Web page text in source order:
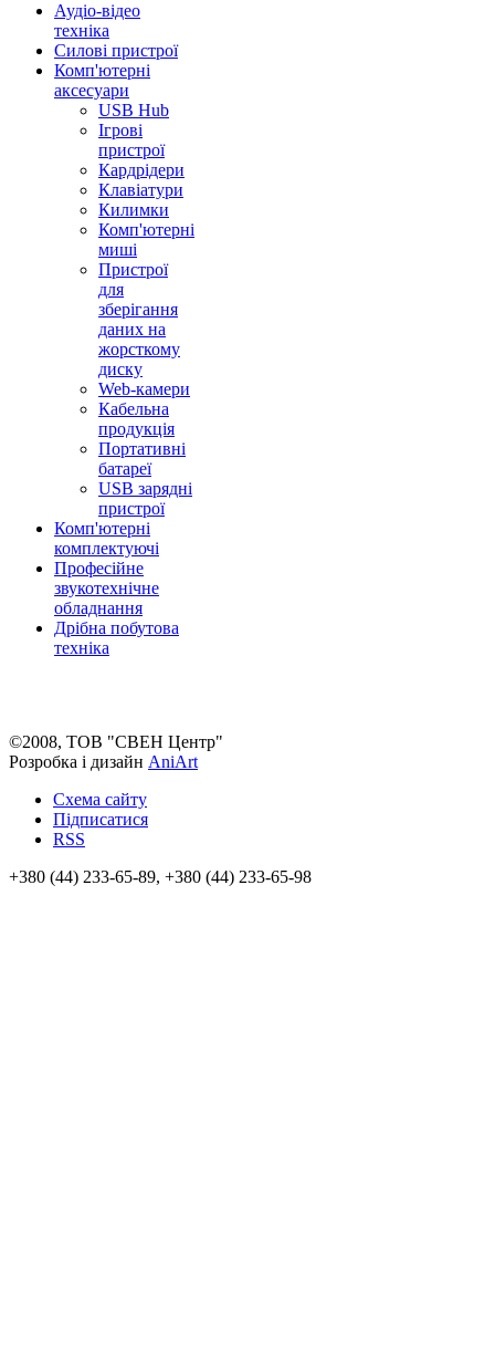
Аудіо-відео
техніка
Силові пристрої
Комп'ютерні
аксесуари
USB Hub
Ігрові
пристрої
Кардрідери
Клавіатури
Килимки
Комп'ютерні
миші
Пристрої
для
зберігання
даних на
жорсткому
диску
Web-камери
Кабельна
продукція
Портативні
батареї
USB зарядні
пристрої
Комп'ютерні
комплектуючі
Професійне
звукотехнічне
обладнання
Дрібна побутова
техніка
©2008, ТОВ "СВЕН Центр"
Розробка і дизайн AniArt
Схема сайту
Підписатися
RSS
+380 (44) 233-65-89, +380 (44) 233-65-98